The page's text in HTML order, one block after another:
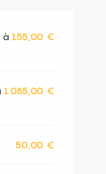
à 155,00 €
1 085,00 €
50,00 €